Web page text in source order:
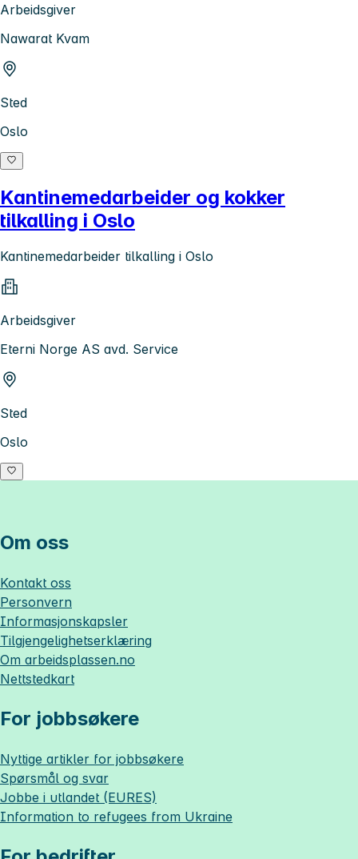
Arbeidsgiver
Nawarat Kvam
Sted
Oslo
Kantinemedarbeider og kokker
tilkalling i Oslo
Kantinemedarbeider tilkalling i Oslo
Arbeidsgiver
Eterni Norge AS avd. Service
Sted
Oslo
Om oss
Kontakt oss
Personvern
Informasjonskapsler
Tilgjengelighetserklæring
Om arbeidsplassen.no
Nettstedkart
For jobbsøkere
Nyttige artikler for jobbsøkere
Spørsmål og svar
Jobbe i utlandet (EURES)
Information to refugees from Ukraine